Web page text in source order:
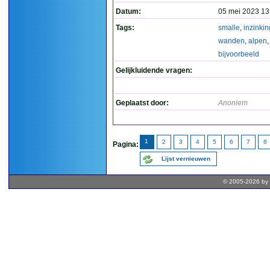
Datum:
05 mei 2023
Tags:
smalle,
wanden, alpen,
bijvoorbeeld
Gelijkluidende vragen:
Geplaatst door: Anoniem
Pagina: 1 2 3 4 5 6 7 8
Lijst vernieuwen
© 2005-2026 by